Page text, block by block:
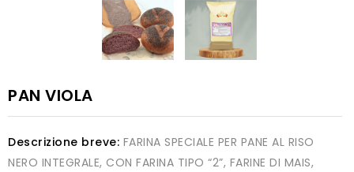
PAN VIOLA
Descrizione breve: FARINA SPECIALE PER PANE AL RISO
NERO INTEGRALE, CON FARINA TIPO “2”, FARINE DI MAIS,